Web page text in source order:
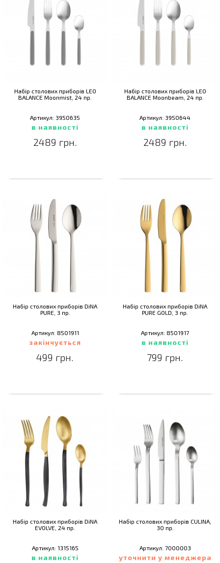
Набір столових приборів LEO
BALANCE Moonmist, 24 пр.
Артикул: 3950635
в наявності
2489 грн.
Набір столових приборів LEO
BALANCE Moonbeam, 24 пр.
Артикул: 3950644
в наявності
2489 грн.
Набір столових приборів DiNA
PURE, 3 пр.
Артикул: 8501911
закінчується
499 грн.
Набір столових приборів DiNA
PURE GOLD, 3 пр.
Артикул: 8501917
в наявності
799 грн.
Набір столових приборів DiNA
EVOLVE, 24 пр.
Артикул: 1315165
в наявності
Набір столових приборів CULINA,
30 пр.
Артикул: 7000003
уточнити у менеджера